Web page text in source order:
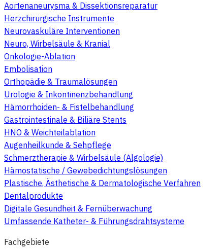
Aortenaneurysma & Dissektionsreparatur
Herzchirurgische Instrumente
Neurovaskuläre Interventionen
Neuro, Wirbelsäule & Kranial
Onkologie-Ablation
Embolisation
Orthopädie & Traumalösungen
Urologie & Inkontinenzbehandlung
Hämorrhoiden- & Fistelbehandlung
Gastrointestinale & Biliäre Stents
HNO & Weichteilablation
Augenheilkunde & Sehpflege
Schmerztherapie & Wirbelsäule (Algologie)
Hämostatische / Gewebedichtungslösungen
Plastische, Ästhetische & Dermatologische Verfahren
Dentalprodukte
Digitale Gesundheit & Fernüberwachung
Umfassende Katheter- & Führungsdrahtsysteme
Fachgebiete